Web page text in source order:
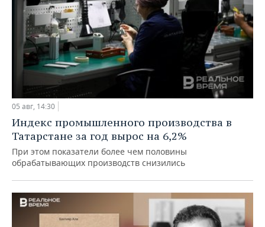
05 авг, 14:30
Индекс промышленного производства в
Татарстане за год вырос на 6,2%
При этом показатели более чем половины
обрабатывающих производств снизились